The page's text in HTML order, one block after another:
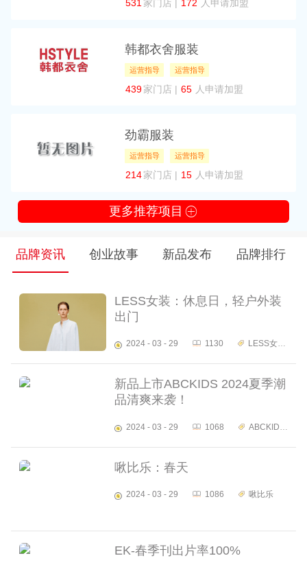
531 家门店 | 172 人申请加盟
韩都衣舍服装
运营指导 运营指导
439家门店 | 65 人申请加盟
劲霸服装
运营指导 运营指导
214家门店 | 15 人申请加盟
更多推荐项目
品牌资讯 创业故事 新品发布 品牌排行
LESS女装：休息日，轻户外装
出门
2024 - 03 - 29 1130 LESS女装
新品上市ABCKIDS 2024夏季潮
品清爽来袭！
2024 - 03 - 29 1068 ABCKIDS 童装童鞋
啾比乐：春天
2024 - 03 - 29 1086 啾比乐
EK-春季刊出片率100%